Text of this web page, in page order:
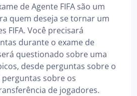
de Agente FIFA são um
quem deseja se tornar um
FIFA. Você precisará
durante o exame de
questionado sobre uma
desde perguntas sobre o
sobre os
de jogadores.